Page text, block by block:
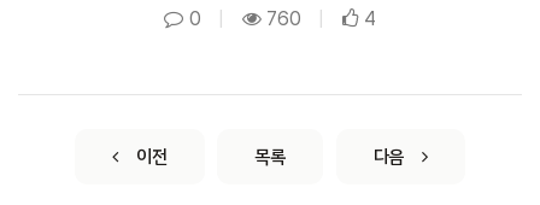
0 760 4
이전 목록 다음